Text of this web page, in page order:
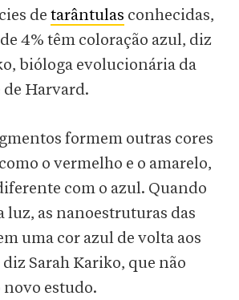
de tarântulas conhecidas,
4% têm coloração azul, diz
bióloga evolucionária da
Harvard.
formem outras cores
o vermelho e o amarelo,
com o azul. Quando
luz, as nanoestruturas das
uma cor azul de volta aos
Sarah Kariko, que não
estudo.